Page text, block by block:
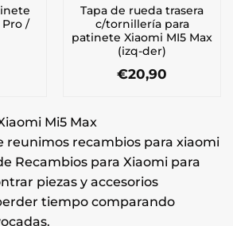
Pro /
Tapa de rueda trasera
c/tornillería para
patinete Xiaomi MI5 Max
(izq-der)
€20,90
Mi5 Max
reunimos recambios para xiaomi
Recambios para Xiaomi para
piezas y accesorios
tiempo comparando